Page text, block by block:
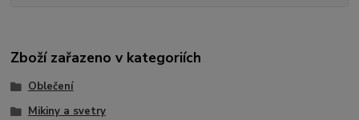
Zboží zařazeno v kategoriích
Oblečení
Mikiny a svetry